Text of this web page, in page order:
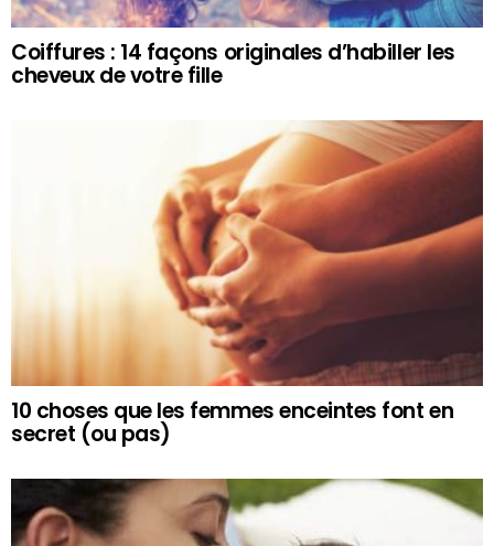
Coiffures : 14 façons originales d’habiller les
cheveux de votre fille
10 choses que les femmes enceintes font en
secret (ou pas)